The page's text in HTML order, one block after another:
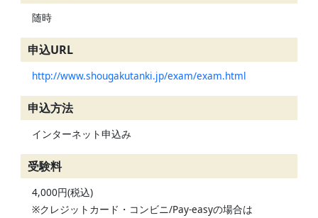
随時
申込URL
http://www.shougakutanki.jp/exam/exam.html
申込方法
インターネット申込み
受験料
4,000円(税込)
※クレジットカード・コンビニ/Pay-easyの場合は